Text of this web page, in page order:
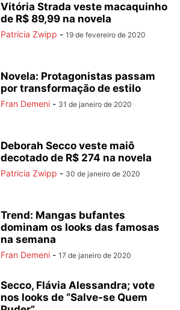
Vitória Strada veste macaquinho
de R$ 89,99 na novela
Patricia Zwipp - 19 de fevereiro de 2020
Novela: Protagonistas passam
por transformação de estilo
Fran Demeni - 31 de janeiro de 2020
Deborah Secco veste maiô
decotado de R$ 274 na novela
Patricia Zwipp - 30 de janeiro de 2020
Trend: Mangas bufantes
dominam os looks das famosas
na semana
Fran Demeni - 17 de janeiro de 2020
Secco, Flávia Alessandra; vote
nos looks de “Salve-se Quem